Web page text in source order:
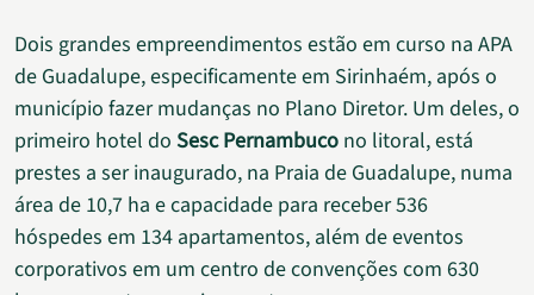
Dois grandes empreendimentos estão em curso na APA
de Guadalupe, especificamente em Sirinhaém, após o
município fazer mudanças no Plano Diretor. Um deles, o
primeiro hotel do Sesc Pernambuco no litoral, está
prestes a ser inaugurado, na Praia de Guadalupe, numa
área de 10,7 ha e capacidade para receber 536
hóspedes em 134 apartamentos, além de eventos
corporativos em um centro de convenções com 630